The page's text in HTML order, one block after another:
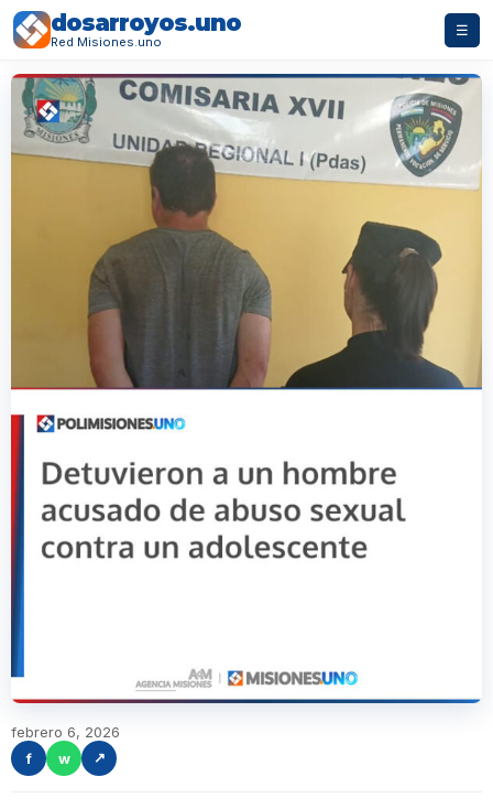
dosarroyos.uno
Red Misiones.uno
☰
febrero 6, 2026
f
w ↗